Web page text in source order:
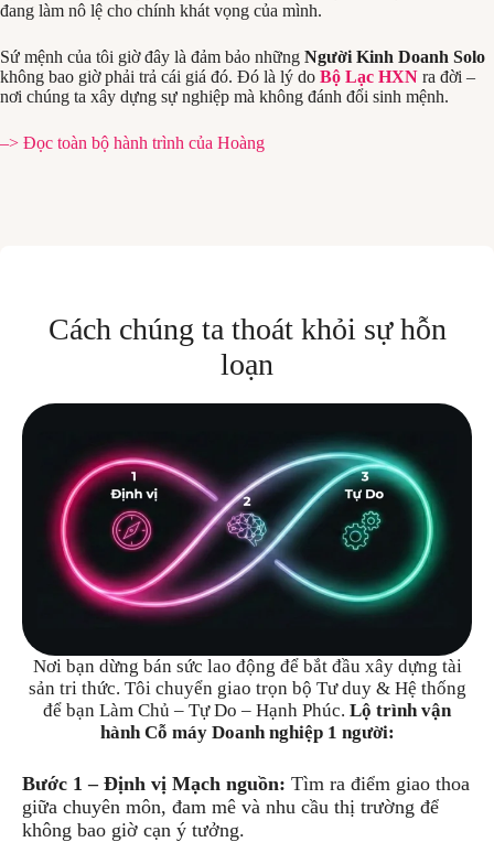
đang làm nô lệ cho chính khát vọng của mình.
Sứ mệnh của tôi giờ đây là đảm bảo những Người Kinh Doanh Solo
không bao giờ phải trả cái giá đó. Đó là lý do Bộ Lạc HXN ra đời –
nơi chúng ta xây dựng sự nghiệp mà không đánh đổi sinh mệnh.
–> Đọc toàn bộ hành trình của Hoàng
Cách chúng ta thoát khỏi sự hỗn
loạn
Nơi bạn dừng bán sức lao động để bắt đầu xây dựng tài
sản tri thức. Tôi chuyển giao trọn bộ Tư duy & Hệ thống
để bạn Làm Chủ – Tự Do – Hạnh Phúc. Lộ trình vận
hành Cỗ máy Doanh nghiệp 1 người:
Bước 1 – Định vị Mạch nguồn: Tìm ra điểm giao thoa
giữa chuyên môn, đam mê và nhu cầu thị trường để
không bao giờ cạn ý tưởng.